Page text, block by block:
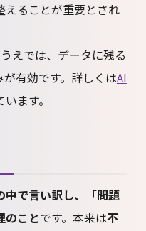
えることが重要とされ
えでは、データに残る
有効です。詳しくはAI
ます。
中で言い訳し、「問題
のことです。本来は不